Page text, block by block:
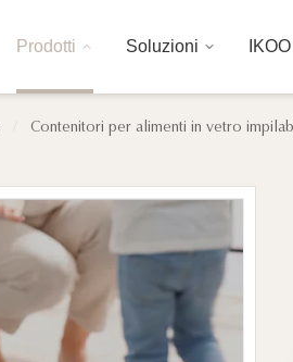
Prodotti Soluzioni
Contenitori per alimenti in vetro